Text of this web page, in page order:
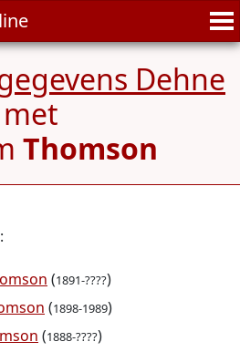
Dehne
Thomson
:
(1891-????)
(1898-1989)
(1888-????)